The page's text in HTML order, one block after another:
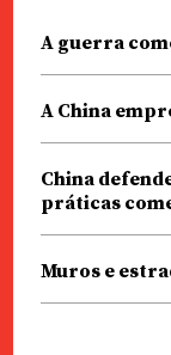
A guerra
A China
China
práticas
Muros e